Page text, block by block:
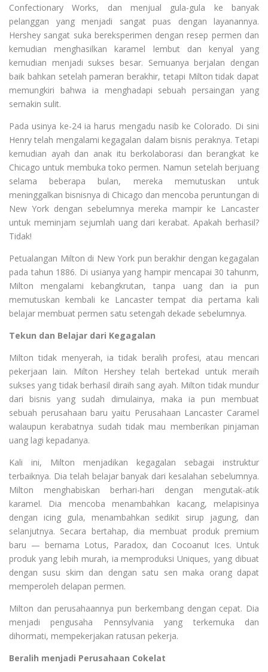
Confectionary Works, dan menjual gula-gula ke banyak
pelanggan yang menjadi sangat puas dengan layanannya.
Hershey sangat suka bereksperimen dengan resep permen dan
kemudian menghasilkan karamel lembut dan kenyal yang
kemudian menjadi sukses besar. Semuanya berjalan dengan
baik bahkan setelah pameran berakhir, tetapi Milton tidak dapat
memungkiri bahwa ia menghadapi sebuah persaingan yang
semakin sulit.
Pada usinya ke-24 ia harus mengadu nasib ke Colorado. Di sini
Henry telah mengalami kegagalan dalam bisnis peraknya. Tetapi
kemudian ayah dan anak itu berkolaborasi dan berangkat ke
Chicago untuk membuka toko permen. Namun setelah berjuang
selama beberapa bulan, mereka memutuskan untuk
meninggalkan bisnisnya di Chicago dan mencoba peruntungan di
New York dengan sebelumnya mereka mampir ke Lancaster
untuk meminjam sejumlah uang dari kerabat. Apakah berhasil?
Tidak!
Petualangan Milton di New York pun berakhir dengan kegagalan
pada tahun 1886. Di usianya yang hampir mencapai 30 tahunm,
Milton mengalami kebangkrutan, tanpa uang dan ia pun
memutuskan kembali ke Lancaster tempat dia pertama kali
belajar membuat permen satu setengah dekade sebelumnya.
Tekun dan Belajar dari Kegagalan
Milton tidak menyerah, ia tidak beralih profesi, atau mencari
pekerjaan lain. Milton Hershey telah bertekad untuk meraih
sukses yang tidak berhasil diraih sang ayah. Milton tidak mundur
dari bisnis yang sudah dimulainya, maka ia pun membuat
sebuah perusahaan baru yaitu Perusahaan Lancaster Caramel
walaupun kerabatnya sudah tidak mau memberikan pinjaman
uang lagi kepadanya.
Kali ini, Milton menjadikan kegagalan sebagai instruktur
terbaiknya. Dia telah belajar banyak dari kesalahan sebelumnya.
Milton menghabiskan berhari-hari dengan mengutak-atik
karamel. Dia mencoba menambahkan kacang, melapisinya
dengan icing gula, menambahkan sedikit sirup jagung, dan
selanjutnya. Secara bertahap, dia membuat produk premium
baru — bernama Lotus, Paradox, dan Cocoanut Ices. Untuk
produk yang lebih murah, ia memproduksi Uniques, yang dibuat
dengan susu skim dan dengan satu sen maka orang dapat
memperoleh delapan permen.
Milton dan perusahaannya pun berkembang dengan cepat. Dia
menjadi pengusaha Pennsylvania yang terkemuka dan
dihormati, mempekerjakan ratusan pekerja.
Beralih menjadi Perusahaan Cokelat